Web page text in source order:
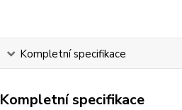
Kompletní specifikace
Kompletní specifikace